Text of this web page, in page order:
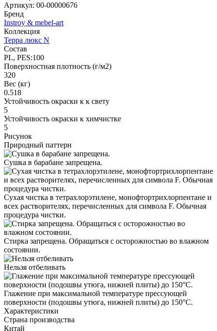
Артикул: 00-00000676
Бренд
Instroy & mebel-art
Коллекция
Терра люкс N
Состав
PL, PES:100
Поверхностная плотность (г/м2)
320
Вес (кг)
0.518
Устойчивость окраски к к свету
5
Устойчивость окраски к химчистке
5
Рисунок
Природный паттерн
Сушка в барабане запрещена.
Сухая чистка в тетрахлорэтилене, монофтортрихлорпентане и
всех растворителях, перечисленных для символа F. Обычная
процедура чистки.
Стирка запрещена. Обращаться с осторожностью во влажном
состоянии.
Нельзя отбеливать
Глажение при максимальной температуре прессующей
поверхности (подошвы утюга, нижней плиты) до 150°С.
Характеристики
Страна производства
Китай